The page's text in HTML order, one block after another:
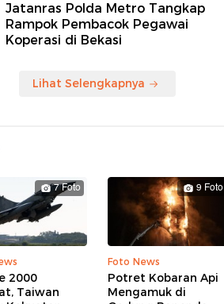
Jatanras Polda Metro Tangkap
Rampok Pembacok Pegawai
Koperasi di Bekasi
Lihat Selengkapnya
7 Foto
2000
Taiwan
9 Foto
Foto News
Potret Kobaran Api
Mengamuk di